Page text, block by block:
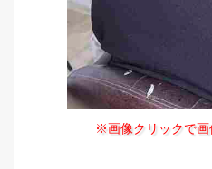
※画像クリックで画